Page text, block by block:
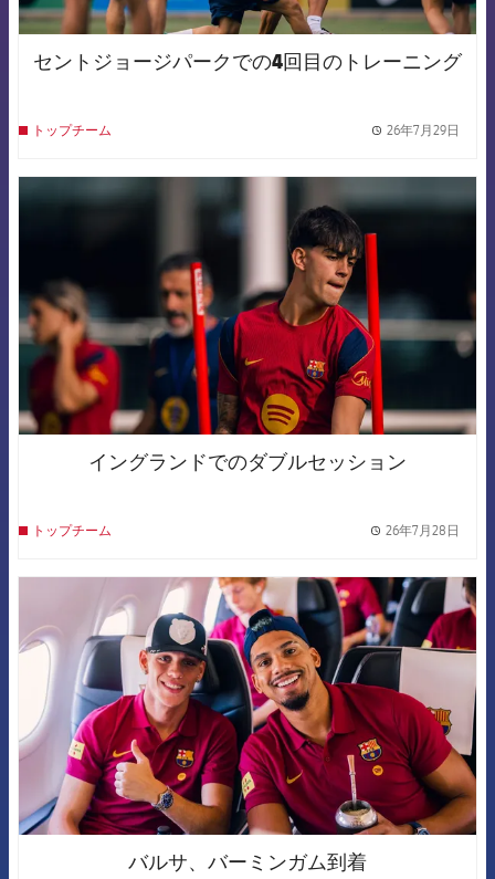
セントジョージパークでの4回目のトレーニング
トップチーム 26年7月29日
イングランドでのダブルセッション
トップチーム 26年7月28日
FCB Barcelona badge
バルサ、バーミンガム到着